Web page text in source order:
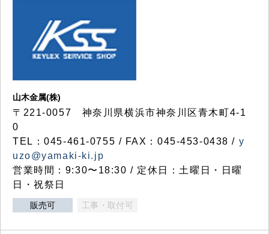
山木金属(株)
〒221-0057 神奈川県横浜市神奈川区青木町4-1
0
TEL：045-461-0755 / FAX：045-453-0438 / y
uzo@yamaki-ki.jp
営業時間：9:30〜18:30 / 定休日：土曜日・日曜
日・祝祭日
販売可 工事・取付可